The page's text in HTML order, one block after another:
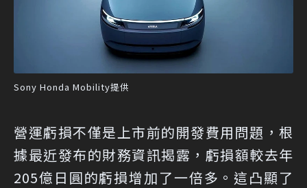
Sony Honda Mobility提供
營運虧損不僅是上市前的開發費用問題，根
據最近發布的財務資訊揭露，虧損額較去年
205億日圓的虧損增加了一倍多。這凸顯了